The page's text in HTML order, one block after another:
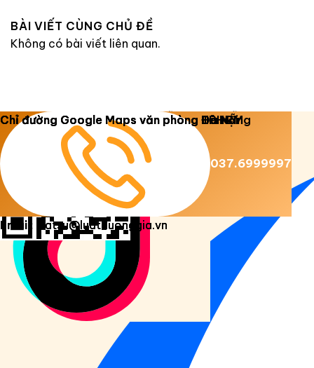
BÀI VIẾT CÙNG CHỦ ĐỀ
Không có bài viết liên quan.
Copyright 2026 © Luật Dương Gia